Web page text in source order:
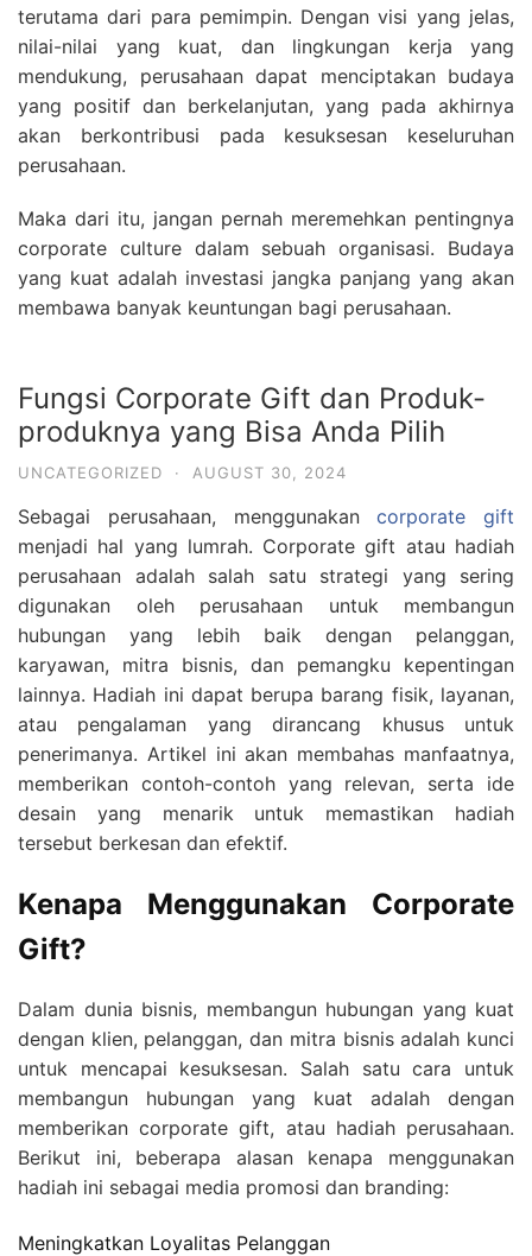
terutama dari para pemimpin. Dengan visi yang jelas,
nilai-nilai yang kuat, dan lingkungan kerja yang
mendukung, perusahaan dapat menciptakan budaya
yang positif dan berkelanjutan, yang pada akhirnya
akan berkontribusi pada kesuksesan keseluruhan
perusahaan.
Maka dari itu, jangan pernah meremehkan pentingnya
corporate culture dalam sebuah organisasi. Budaya
yang kuat adalah investasi jangka panjang yang akan
membawa banyak keuntungan bagi perusahaan.
Fungsi Corporate Gift dan Produk-
produknya yang Bisa Anda Pilih
UNCATEGORIZED · AUGUST 30, 2024
Sebagai perusahaan, menggunakancorporate gift
menjadi hal yang lumrah. Corporate gift atau hadiah
perusahaan adalah salah satu strategi yang sering
digunakan oleh perusahaan untuk membangun
hubungan yang lebih baik dengan pelanggan,
karyawan, mitra bisnis, dan pemangku kepentingan
lainnya. Hadiah ini dapat berupa barang fisik, layanan,
atau pengalaman yang dirancang khusus untuk
penerimanya. Artikel ini akan membahas manfaatnya,
memberikan contoh-contoh yang relevan, serta ide
desain yang menarik untuk memastikan hadiah
tersebut berkesan dan efektif.
Kenapa Menggunakan Corporate
Gift?
Dalam dunia bisnis, membangun hubungan yang kuat
dengan klien, pelanggan, dan mitra bisnis adalah kunci
untuk mencapai kesuksesan. Salah satu cara untuk
membangun hubungan yang kuat adalah dengan
memberikan corporate gift, atau hadiah perusahaan.
Berikut ini, beberapa alasan kenapa menggunakan
hadiah ini sebagai media promosi dan branding:
Meningkatkan Loyalitas Pelanggan